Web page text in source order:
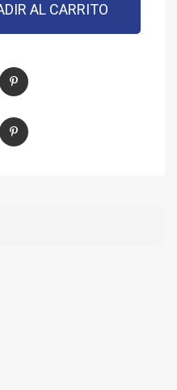
AL CARRITO
Pinterest
Pinterest